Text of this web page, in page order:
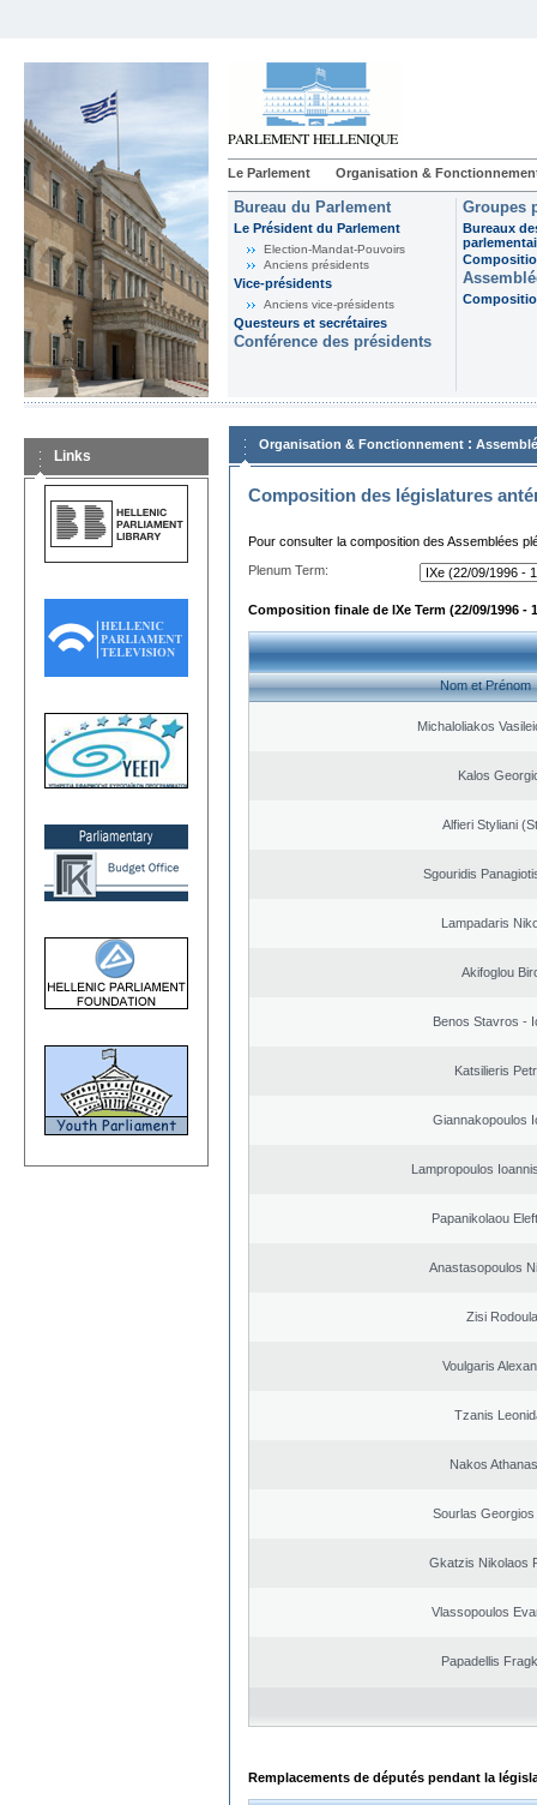
Le Parlement Organisation &
Bureau du Parlement
Le Président du Parlement
Election-Mandat-Pouvoirs
Anciens présidents
Vice-présidents
Anciens vice-présidents
Questeurs et secrétaires
Conférence des présidents
Groupes
Bureaux
Links
Organisation & Fonctionnement :
Composition des législatures
Pour consulter la composition des Assemblées
Plenum Term:
Composition finale de IXe Term (22/09/1996 -
Nom et Prénom
Michaloliakos
Kalos
Alfieri Styliani
Sgouridis
Lampadaris
Akifoglou
Benos Stavros -
Katsilieris
Giannakopoulos
Lampropoulos
Papanikolaou
Anastasopoulos
Zisi Rodoula
Voulgaris
Tzanis
Nakos
Sourlas Georgios
Gkatzis Nikolaos
Vlassopoulos
Papadellis
Remplacements de députés pendant la